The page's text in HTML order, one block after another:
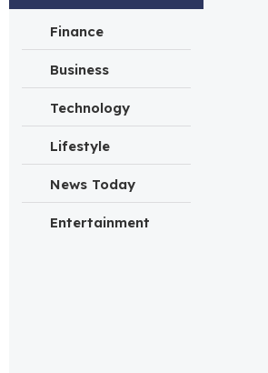
Finance
Business
Technology
Lifestyle
News Today
Entertainment